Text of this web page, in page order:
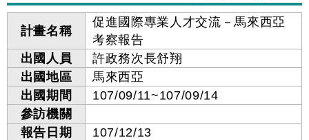
計畫名稱
促進國際專業人才交流－馬來西亞
考察報告
出國人員
許政務次長舒翔
出國地區
馬來西亞
出國期間
107/09/11~107/09/14
參訪機關
報告日期
107/12/13